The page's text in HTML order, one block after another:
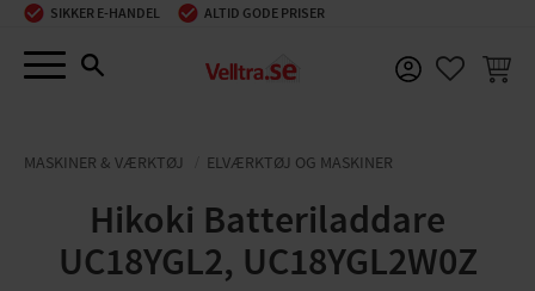
Menu
SIKKER E-HANDEL ALTID GODE PRISER
MASKINER & VÆRKTØJ ELVÆRKTØJ OG MASKINER
Hikoki Batteriladdare
UC18YGL2, UC18YGL2W0Z